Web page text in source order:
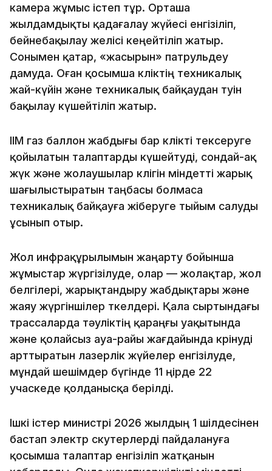
камера жұмыс істеп тұр. Орташа
жылдамдықты қадағалау жүйесі енгізіліп,
бейнебақылау желісі кеңейтіліп жатыр.
Сонымен қатар, «жасырын» патрульдеу
дамуда. Оған қосымша көліктің техникалық
жай-күйін және техникалық байқаудан өтуін
бақылау күшейтіліп жатыр.
ІІМ газ баллон жабдығы бар көлікті тексеруге
қойылатын талаптарды күшейтуді, сондай-ақ
жүк және жолаушылар көлігін міндетті жарық
шағылыстыратын таңбасы болмаса
техникалық байқауға жіберуге тыйым салуды
ұсынып отыр.
Жол инфрақұрылымын жаңарту бойынша
жұмыстар жүргізілуде, олар — жолақтар, жол
белгілері, жарықтандыру жабдықтары және
жаяу жүргіншілер өткелдері. Қала сыртындағы
трассаларда тәуліктің қараңғы уақытында
және қолайсыз ауа-райы жағдайында көрінуді
арттыратын лазерлік жүйелер енгізілуде,
мұндай шешімдер бүгінде 11 өңірде 22
учаскеде қолданысқа берілді.
Ішкі істер министрі 2026 жылдың 1 шілдесінен
бастап электр скутерлерді пайдалануға
қосымша талаптар енгізіліп жатқанын